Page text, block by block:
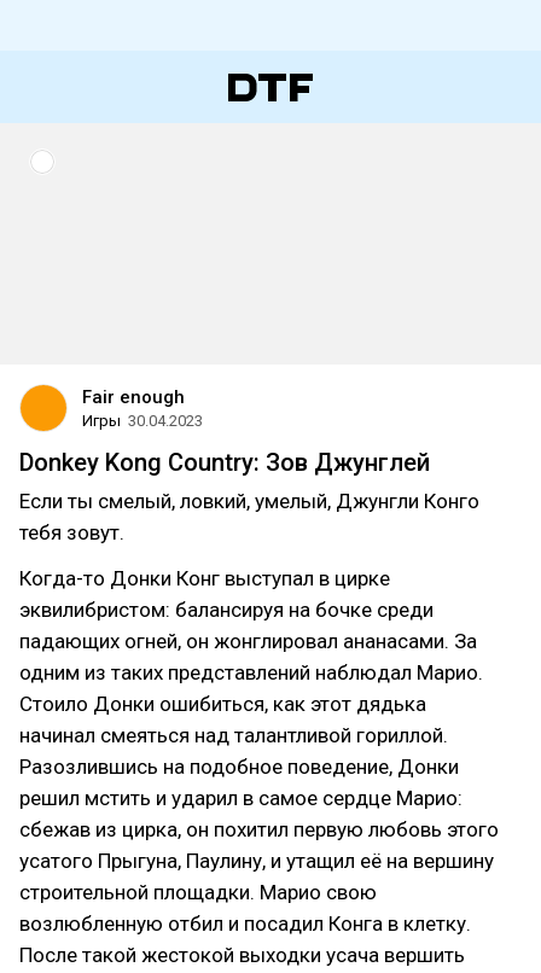
Fair enough
Игры 30.04.2023
Donkey Kong Country: Зов Джунглей
Если ты смелый, ловкий, умелый, Джунгли Конго
тебя зовут.
Когда-то Донки Конг выступал в цирке
эквилибристом: балансируя на бочке среди
падающих огней, он жонглировал ананасами. За
одним из таких представлений наблюдал Марио.
Стоило Донки ошибиться, как этот дядька
начинал смеяться над талантливой гориллой.
Разозлившись на подобное поведение, Донки
решил мстить и ударил в самое сердце Марио:
сбежав из цирка, он похитил первую любовь этого
усатого Прыгуна, Паулину, и утащил её на вершину
строительной площадки. Марио свою
возлюбленную отбил и посадил Конга в клетку.
После такой жестокой выходки усача вершить